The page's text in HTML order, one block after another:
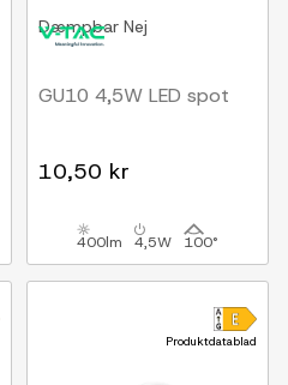
Dæmpbar Nej
GU10 4,5W LED spot
10,50 kr
400lm 4,5W 100°
Produktdatablad